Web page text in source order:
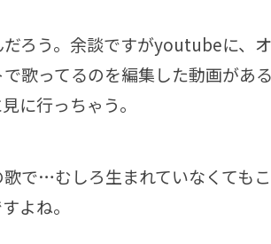
ろう。余談ですがyoutubeに、
歌ってるのを編集した動画があ
に行っちゃう。
で…むしろ生まれていなくても
よね。